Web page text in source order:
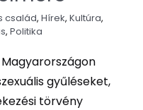
család, Hírek, Kultúra,
, Politika
Magyarországon
gyűléseket,
törvény